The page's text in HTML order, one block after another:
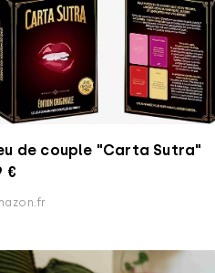
de couple "Carta Sutra"
€